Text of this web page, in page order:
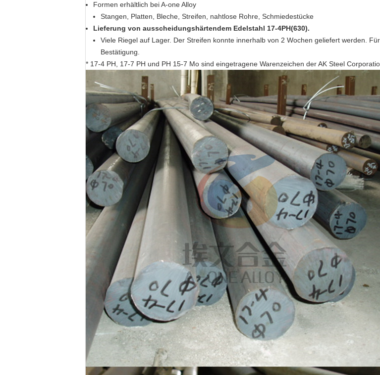
Formen erhältlich bei A-one Alloy
Stangen, Platten, Bleche, Streifen, nahtlose Rohre, Schmiedestücke
Lieferung von ausscheidungshärtendem Edelstahl 17-4PH(630).
Viele Riegel auf Lager. Der Streifen konnte innerhalb von 2 Wochen geliefert werden.
Bestätigung.
* 17-4 PH, 17-7 PH und PH 15-7 Mo sind eingetragene Warenzeichen der AK Steel